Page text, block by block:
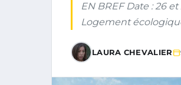
EN BREF Date : 26
Logement
LAURA CHEVALIER